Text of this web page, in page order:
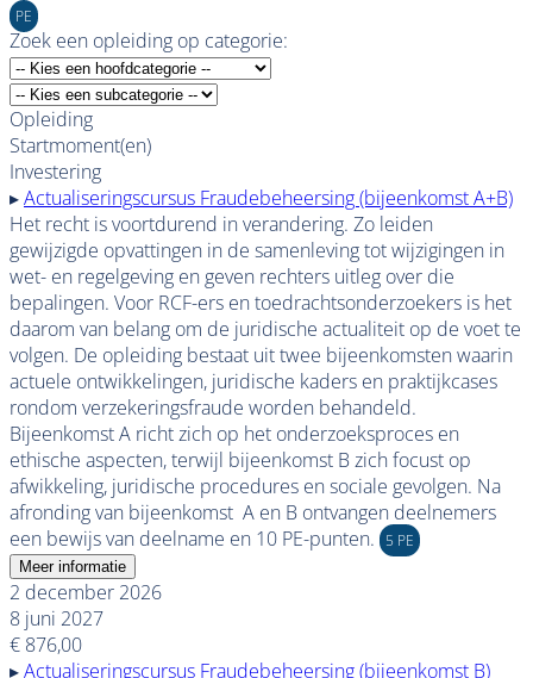
PE
Zoek een opleiding op categorie:
Opleiding
Startmoment(en)
Investering
▸Actualiseringscursus Fraudebeheersing (bijeenkomst A+B)
Het recht is voortdurend in verandering. Zo leiden
gewijzigde opvattingen in de samenleving tot wijzigingen in
wet- en regelgeving en geven rechters uitleg over die
bepalingen. Voor RCF-ers en toedrachtsonderzoekers is het
daarom van belang om de juridische actualiteit op de voet te
volgen. De opleiding bestaat uit twee bijeenkomsten waarin
actuele ontwikkelingen, juridische kaders en praktijkcases
rondom verzekeringsfraude worden behandeld.
Bijeenkomst A richt zich op het onderzoeksproces en
ethische aspecten, terwijl bijeenkomst B zich focust op
afwikkeling, juridische procedures en sociale gevolgen. Na
afronding van bijeenkomst A en B ontvangen deelnemers
een bewijs van deelname en 10 PE-punten.
5 PE
Meer informatie
2 december 2026
8 juni 2027
€ 876,00
▸Actualiseringscursus Fraudebeheersing (bijeenkomst B)